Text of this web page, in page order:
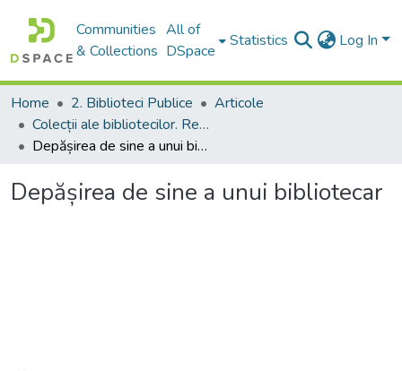
Communities
& Collections
All of
DSpace
Statistics Log In
Home 2. Biblioteci Publice
Articole
Colecții ale bibliotecilor. Resurse informaționale
Depășirea de sine a unui bibliotecar
Depășirea de sine a unui bibliotecar